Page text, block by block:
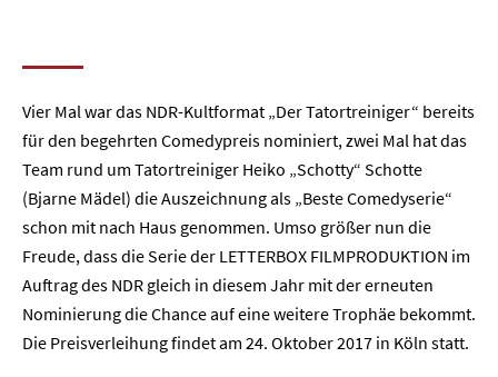
Vier Mal war das NDR-Kultformat „Der Tatortreiniger“ bereits
für den begehrten Comedypreis nominiert, zwei Mal hat das
Team rund um Tatortreiniger Heiko „Schotty“ Schotte
(Bjarne Mädel) die Auszeichnung als „Beste Comedyserie“
schon mit nach Haus genommen. Umso größer nun die
Freude, dass die Serie der LETTERBOX FILMPRODUKTION im
Auftrag des NDR gleich in diesem Jahr mit der erneuten
Nominierung die Chance auf eine weitere Trophäe bekommt.
Die Preisverleihung findet am 24. Oktober 2017 in Köln statt.